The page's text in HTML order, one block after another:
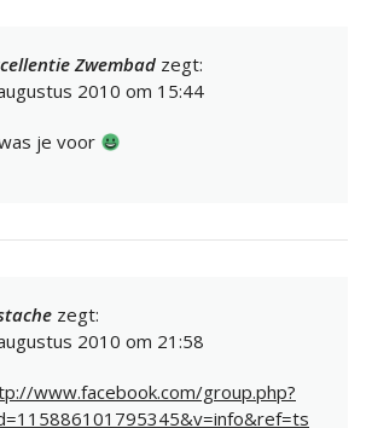
Zwembad zegt:
2010 om 15:44
je voor
zegt:
2010 om 21:58
www.facebook.com/group.php?